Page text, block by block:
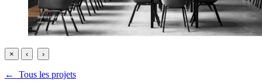
× ‹ ›
← Tous les projets